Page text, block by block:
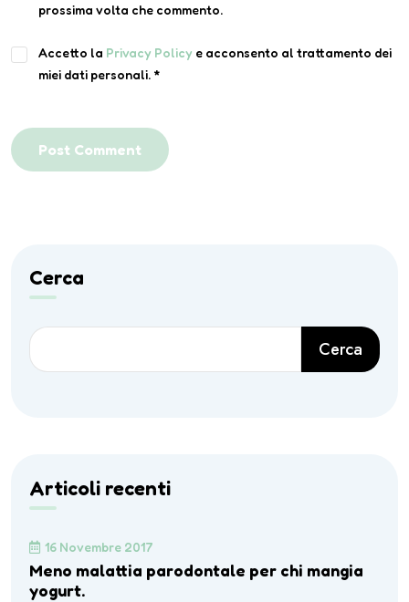
prossima volta che commento.
Accetto la Privacy Policy e acconsento al trattamento dei
miei dati personali. *
Post Comment
Cerca
Cerca
Articoli recenti
16 Novembre 2017
Meno malattia parodontale per chi mangia
yogurt.